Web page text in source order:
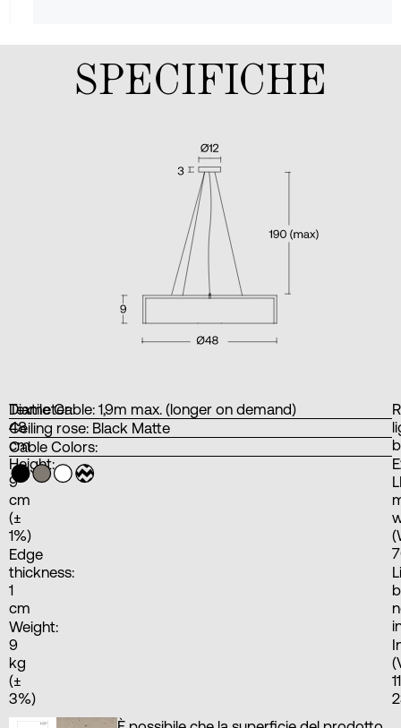
SPECIFICHE
Diameter:
48
cm
Height:
9
cm
(±
1%)
Edge
thickness:
1
cm
Weight:
9
kg
(±
3%)
Textile Cable: 1,9m max. (longer on demand)
Ceiling rose: Black Matte
Cable Colors: